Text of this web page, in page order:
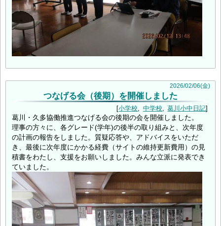
2026/02/06(金)
つなげる会（後期）を開催しました
小学校 中学校 葛川小中日記
葛川・久多協働推進つなげる会の後期の会を開催しました。
理事の方々に、各グレード(学年)の後半の取り組みと、次年度
の計画の報告をしました。質疑応答や、アドバイスをいただ
き、最後に次年度にかかる経費（サイトの維持更新費用）の見
積書をわたし、支援をお願いしました。みんな立派に発表でき
ていました。